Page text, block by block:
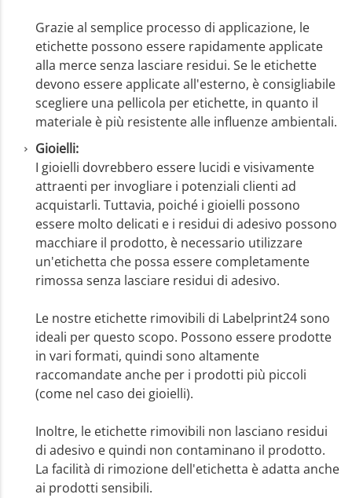
Grazie al semplice processo di applicazione, le
etichette possono essere rapidamente applicate
alla merce senza lasciare residui. Se le etichette
devono essere applicate all'esterno, è consigliabile
scegliere una pellicola per etichette, in quanto il
materiale è più resistente alle influenze ambientali.
Gioielli:
I gioielli dovrebbero essere lucidi e visivamente
attraenti per invogliare i potenziali clienti ad
acquistarli. Tuttavia, poiché i gioielli possono
essere molto delicati e i residui di adesivo possono
macchiare il prodotto, è necessario utilizzare
un'etichetta che possa essere completamente
rimossa senza lasciare residui di adesivo.
Le nostre etichette rimovibili di Labelprint24 sono
ideali per questo scopo. Possono essere prodotte
in vari formati, quindi sono altamente
raccomandate anche per i prodotti più piccoli
(come nel caso dei gioielli).
Inoltre, le etichette rimovibili non lasciano residui
di adesivo e quindi non contaminano il prodotto.
La facilità di rimozione dell'etichetta è adatta anche
ai prodotti sensibili.